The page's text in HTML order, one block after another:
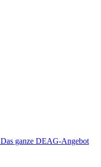
Das ganze DEAG-Angebot